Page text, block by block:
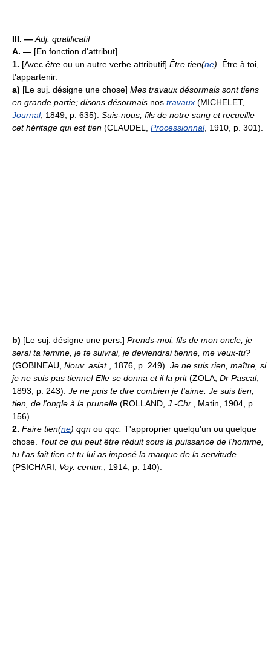
III. —Adj. qualificatif
A. — [En fonction d'attribut]
1. [Avec être ou un autre verbe attributif] Être tien(ne). Être à toi,
t'appartenir.
a) [Le suj. désigne une chose] Mes travaux désormais sont tiens
en grande partie; disons désormais nos travaux (MICHELET,
Journal, 1849, p. 635). Suis-nous, fils de notre sang et recueille
cet héritage qui est tien (CLAUDEL, Processionnal, 1910, p. 301).
b) [Le suj. désigne une pers.] Prends-moi, fils de mon oncle, je
serai ta femme, je te suivrai, je deviendrai tienne, me veux-tu?
(GOBINEAU, Nouv. asiat., 1876, p. 249). Je ne suis rien, maître, si
je ne suis pas tienne! Elle se donna et il la prit(ZOLA, Dr Pascal,
1893, p. 243). Je ne puis te dire combien je t'aime. Je suis tien,
tien, de l'ongle à la prunelle (ROLLAND, J.-Chr., Matin, 1904, p.
156).
2. Faire tien(ne) qqn ou qqc. T'approprier quelqu'un ou quelque
chose. Tout ce qui peut être réduit sous la puissance de l'homme,
tu l'as fait tien et tu lui as imposé la marque de la servitude
(PSICHARI, Voy. centur., 1914, p. 140).